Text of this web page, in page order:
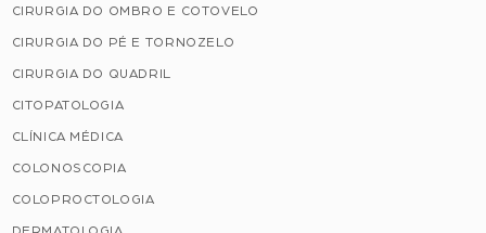
CIRURGIA DO OMBRO E COTOVELO
CIRURGIA DO PÉ E TORNOZELO
CIRURGIA DO QUADRIL
CITOPATOLOGIA
CLÍNICA MÉDICA
COLONOSCOPIA
COLOPROCTOLOGIA